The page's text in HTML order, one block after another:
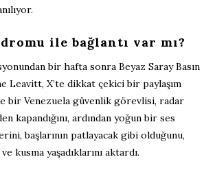
ile bağlantı var mı?
bir hafta sonra Beyaz Saray Basın
Leavitt, X’te dikkat çekici bir paylaşım
bir Venezuela güvenlik görevlisi, radar
kapandığını, ardından yoğun bir ses
başlarının patlayacak gibi olduğunu,
kusma yaşadıklarını aktardı.